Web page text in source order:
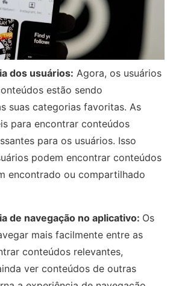
dos usuários: Agora, os usuários
estão sendo
suas categorias favoritas. As
para encontrar conteúdos
para os usuários. Isso
podem encontrar conteúdos
encontrado ou compartilhado
de navegação no aplicativo: Os
mais facilmente entre as
conteúdos relevantes,
ver conteúdos de outras